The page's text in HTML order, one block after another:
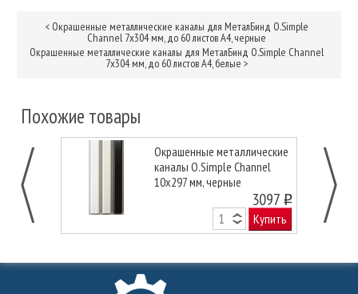
< Окрашенные металлические каналы для МеталБинд O.Simple
Channel 7х304 мм, до 60 листов А4, черные
Окрашенные металлические каналы для МеталБинд O.Simple Channel
7х304 мм, до 60 листов А4, белые >
Похожие товары
Окрашенные металлические
каналы O.Simple Channel
10х297 мм, черные
3097 o
Купить